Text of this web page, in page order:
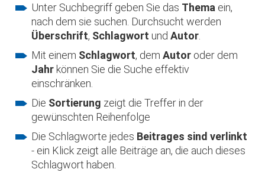
Unter Suchbegriff geben Sie das Thema ein,
nach dem sie suchen. Durchsucht werden
Überschrift, Schlagwort undAutor
Mit einem Schlagwort, demAutor oder dem
Jahr können Sie die Suche effektiv
einschränken.
Die Sortierung zeigt die Treffer in der
gewünschten Reihenfolge
Die Schlagworte jedes Beitrages sind verlinkt
- ein Klick zeigt alle Beiträge an, die auch dieses
Schlagwort haben.